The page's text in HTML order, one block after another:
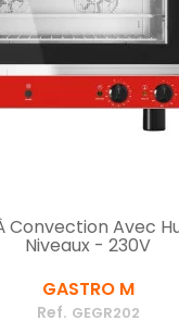
Convection Avec
Niveaux - 230V
GASTRO M
Ref. GEGR202